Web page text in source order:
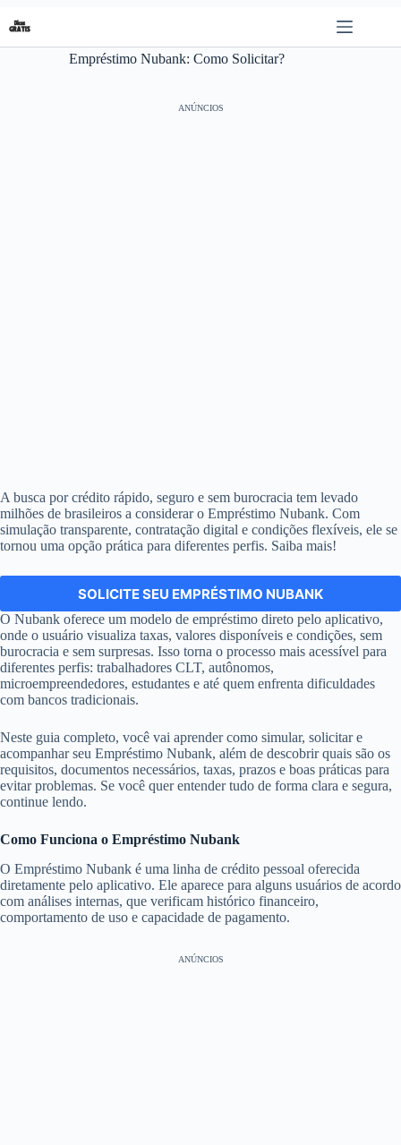
para
o
Empréstimo Nubank: Como Solicitar?
ANÚNCIOS
A busca por crédito rápido, seguro e sem burocracia tem levado
milhões de brasileiros a considerar o Empréstimo Nubank. Com
simulação transparente, contratação digital e condições flexíveis, ele se
tornou uma opção prática para diferentes perfis. Saiba mais!
SOLICITE SEU EMPRÉSTIMO NUBANK
O Nubank oferece um modelo de empréstimo direto pelo aplicativo,
onde o usuário visualiza taxas, valores disponíveis e condições, sem
burocracia e sem surpresas. Isso torna o processo mais acessível para
diferentes perfis: trabalhadores CLT, autônomos,
microempreendedores, estudantes e até quem enfrenta dificuldades
com bancos tradicionais.
Neste guia completo, você vai aprender como simular, solicitar e
acompanhar seu Empréstimo Nubank, além de descobrir quais são os
requisitos, documentos necessários, taxas, prazos e boas práticas para
evitar problemas. Se você quer entender tudo de forma clara e segura,
continue lendo.
Como Funciona o Empréstimo Nubank
O Empréstimo Nubank é uma linha de crédito pessoal oferecida
diretamente pelo aplicativo. Ele aparece para alguns usuários de acordo
com análises internas, que verificam histórico financeiro,
comportamento de uso e capacidade de pagamento.
ANÚNCIOS